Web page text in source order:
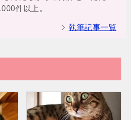
件以上。
執筆記事一覧